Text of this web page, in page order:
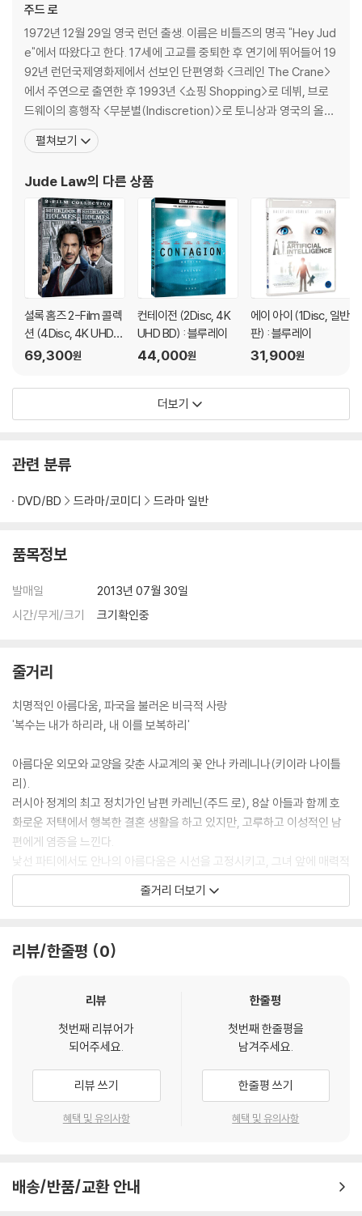
세계적 대문호 톨스토이 소설 중 가장 치명적인 스토리
조 라이트 감독의 천재적인 연극식 구성으로 스크린에 부활!
러시아가 사랑한 세계적 대문호 레프 니콜라예비치 톨스토이. [전쟁과 평
화], [부활]과 함께 [안나 카레니나]는 100년 넘는 세월 동안 전세계인들
의 사랑을 받아온 스테디셀러이다. 그의 어떤 작품보다 치명적이고 아름다
운 사랑이야기를 담고 있을 뿐 아니라 뜨겁게 사랑하고 철저하게 파멸에
이른 안나 카레니나의 삶을 통해 인생에 대한 철학적 사유를 끌어내는 위
대하고도 매력적인 작품이다. 이러한 이유로 현재까지 10여 차례나 TV 드
라마와 영화 등으로 리메이크 된 바 있다. 이미 [오만과 편견] [어톤먼트]
로 감각적인 연출력을 선보이며 아름다운 소설을 스크린에 완벽하게 옮겨
오는 작업에 성공한 바 있는 조 라이트 감독은 [안나 카레니나]를 영화화
하기로 결심하면서 그는 이전 작품들과 차별화된 자신만의 스타일을 만들
어내기 위해 고심했다. 결국 조 라이트 감독은 일반적인 영화 구성 대신 연
극 무대를 착안한 독특한 구성을 생각해 냈다. 극장 공간에 아이스링크, 무
도회장, 오페라 극장, 사교장, 경마장 등 화려한 대규모 세트를 준비하고
극장 전체를 연결시키는 하나의 문 등 구조적으로 미묘한 연결고리를 두어
자연스레 세트의 전환이 이루어지도록 했다. 이와 같은 1870년대 러시아
극장 배경의 대규모 세트는 모두 조 라이트 감독의 천재적인 상상력으로부
터 시작된 것으로 그는 이러한 무대 장치가 관객들의 상상력을 자극할 것
이라 자부했다. 환상적인 영상과 다양한 볼거리로 관객들을 매혹시킬 [안
나 카레니나]를 통해 조 라이트 감독은 그 누구도 모방할 수 없는 [안나 카
레니나]를 창조했을 뿐 아니라 자신만의 새롭고 독특한 영화 세계를 구축
[안나 카레니나]에서 기존 영화에서 볼 수 없었던 독특한 연극적 구성을
때문이다. 이러한 도전을 가능하게 한 것이 안무가 시디 라르비 세르카위
퀀스뿐만 아니라 각자 캐릭터에 맞는 동작들을 개발해 냈다. 그녀는 주연
배우들 특유의 바디 랭귀지를 연구해 각 캐릭터들의 동작을 주변 인물들과
이 사용해 스토리를 더 잘 전달할 수 있도록 하였다. 이렇게 그녀의 강도 높
은 안무를 소화하기 위해 주연 배우들은 전문 무용단과 함께 한달 여 기간
동안 댄스 동작이 자연스레 몸에 익숙해질 때까지 리허설을 강행했다. 이
러한 준비 과정을 거쳐 촬영된 무도회 장면에는 300여명의 엑스트라가 동
원되어 역동적이고 환상적인 장면을 연출해 냈다. 이 장면은 [어톤먼트]로
아카데미 음악상에 빛나는 마리오넬리의 아름다운 음악을 통해 더욱 빛을
발했다. 그는 러시아 민요를 자주 들으면서 작곡 영감을 얻기도 했지만, 무
도회 장면에서 안나와 브론스키의 감정의 상호작용을 극적으로 표현하기
위해 보다 현대적인 요소를 많이 가미하였다. 특히 왈츠와 마주르카 시퀀
스에서는 초현실적인 느낌을 더해 두 주인공의 감정선을 더욱 극대화 시켰
다. 조 라이트 감독의 섬세한 연출력, 마리오넬리의 감각적인 음악과 세르
카위의 역동적이면서도 극적인 동작들이 어울러낸 [안나 카레니나]의 무
도회 장면은 관객들에게 백 마디 대사보다 더 큰 긴장감과 감동을 선사한
[오만과 편견] [어톤먼트] 등을 통해 시각적 연출에 있어 탁월한 재능과 뛰
어난 아름다움을 선보였던 조 라이트 감독. 특히 그에게 영화 속 의상은 단
순히 의상을 넘어 캐릭터를 설명하고 스토리를 드러내는 중요한 수단으로
작용했다. 이러한 그의 정교하고 철저한 작업에 최고의 파트너를 이룬 사
람은 2013년 아카데미 시상식 의상상에 빛나는 재클린 듀런이다. 이미 앞
선 두 작품에서 조 라이트 감독뿐 아니라 키이라 나이틀리와도 호흡을 맞
췄던 그녀는 이번 [안나 카레니나]에서 이들과 궁극의 호흡을 자랑한다.
실루엣을 유지할 것을 강조했다. 이는 이전의 다른 [안나 카레니나] 보다
주드 로
1972년 12월 29일 영국 런던 출생. 이름은 비틀즈의 명곡 "Hey Jud
e"에서 따왔다고 한다. 17세에 고교를 중퇴한 후 연기에 뛰어들어 19
92년 런던국제영화제에서 선보인 단편영화 <크레인 The Crane>
에서 주연으로 출연한 후 1993년 <쇼핑 Shopping>로 데뷔, 브로
드웨이의 흥행작 <무분별(Indiscretion)>로 토니상과 영국의 올리
비에상에 노미네이트되면서 주목받기 시작했다. 96년 헐리웃에 진
출, 97년 극작가 오스카 와일드의 전기 영화 <와일드>(97)에서 와
vening Stan
펼쳐보기
Jude Law의 다른 상품
셜록 홈즈 2-Film 콜렉
션 (4Disc, 4K UHD
슬립케이스 포함) : 블
69,300원
컨테이전 (2Disc, 4K
UHD BD) : 블루레이
44,000원
에이 아이 (1Disc, 일반
판) : 블루레이
31,900원
더보기
관련 분류
DVD/BD 드라마/코미디 드라마 일반
품목정보
발매일
2013년 07월 30일
시간/무게/크기
크기확인중
줄거리
치명적인 아름다움, 파국을 불러온 비극적 사랑
'복수는 내가 하리라, 내 이를 보복하리'
아름다운 외모와 교양을 갖춘 사교계의 꽃 안나 카레니나(키이라 나이틀
리).
러시아 정계의 최고 정치가인 남편 카레닌(주드 로), 8살 아들과 함께 호
화로운 저택에서 행복한 결혼 생활을 하고 있지만, 고루하고 이성적인 남
편에게 염증을 느낀다.
낯선 파티에서도 안나의 아름다움은 시선을 고정시키고, 그녀 앞에 매력적
인 외모의 젊은 장교 브론스킨(아론 존슨)이 나타난다.
안나는 애써 브론스킨을 외면하지만, 그의 저돌적인 애정공세에 결국 치명
사람의 부적절한 관계가 사교계에 소문이 퍼지자, 안나는 가정을 버리고
줄거리 더보기
리뷰/한줄평 0
리뷰
첫번째 리뷰어가
되어주세요.
리뷰 쓰기
혜택 및 유의사항
한줄평
첫번째 한줄평을
남겨주세요.
한줄평 쓰기
혜택 및 유의사항
배송/반품/교환 안내